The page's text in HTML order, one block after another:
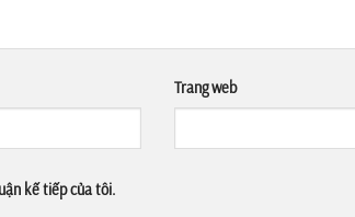
Trang web
kế tiếp của tôi.